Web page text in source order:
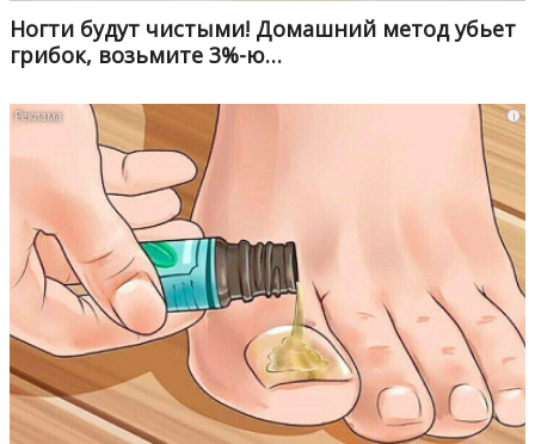
Ногти будут чистыми! Домашний метод убьет
грибок, возьмите 3%-ю…
i